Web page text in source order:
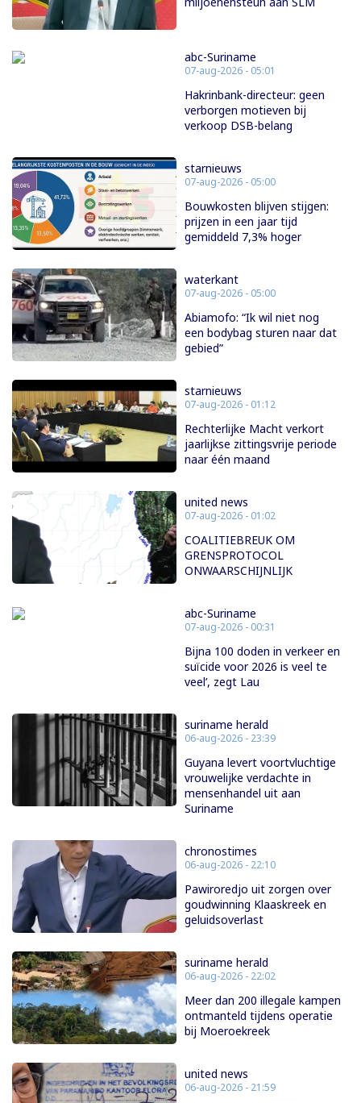
abc-Suriname
07-aug-2026 - 05:01
Hakrinbank-directeur: geen
verborgen motieven bij
verkoop DSB-belang
starnieuws
07-aug-2026 - 05:00
Bouwkosten blijven stijgen:
prijzen in een jaar tijd
gemiddeld 7,3% hoger
waterkant
07-aug-2026 - 05:00
Abiamofo: “Ik wil niet nog
een bodybag sturen naar dat
gebied”
starnieuws
07-aug-2026 - 01:12
Rechterlijke Macht verkort
jaarlijkse zittingsvrije periode
naar één maand
united news
07-aug-2026 - 01:02
COALITIEBREUK OM
GRENSPROTOCOL
ONWAARSCHIJNLIJK
abc-Suriname
07-aug-2026 - 00:31
Bijna 100 doden in verkeer en
suïcide voor 2026 is veel te
veel’, zegt Lau
suriname herald
06-aug-2026 - 23:39
Guyana levert voortvluchtige
vrouwelijke verdachte in
mensenhandel uit aan
Suriname
chronostimes
06-aug-2026 - 22:10
Pawiroredjo uit zorgen over
goudwinning Klaaskreek en
geluidsoverlast
suriname herald
06-aug-2026 - 22:02
Meer dan 200 illegale kampen
ontmanteld tijdens operatie
bij Moeroekreek
united news
06-aug-2026 - 21:59